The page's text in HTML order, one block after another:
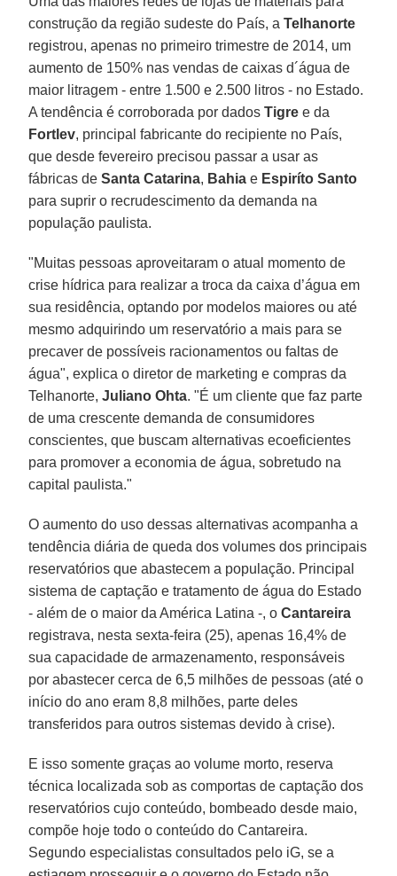
construção da região sudeste do País, aTelhanorte
registrou, apenas no primeiro trimestre de 2014, um
aumento de 150% nas vendas de caixas d´água de
maior litragem - entre 1.500 e 2.500 litros - no Estado.
A tendência é corroborada por dadosTigre e da
Fortlev, principal fabricante do recipiente no País,
que desde fevereiro precisou passar a usar as
fábricas deSanta Catarina, Bahia e Espiríto Santo
para suprir o recrudescimento da demanda na
população paulista.
"Muitas pessoas aproveitaram o atual momento de
crise hídrica para realizar a troca da caixa d’água em
sua residência, optando por modelos maiores ou até
mesmo adquirindo um reservatório a mais para se
precaver de possíveis racionamentos ou faltas de
água", explica o diretor de marketing e compras da
Telhanorte,Juliano Ohta. "É um cliente que faz parte
de uma crescente demanda de consumidores
conscientes, que buscam alternativas ecoeficientes
para promover a economia de água, sobretudo na
capital paulista."
O aumento do uso dessas alternativas acompanha a
tendência diária de queda dos volumes dos principais
reservatórios que abastecem a população. Principal
sistema de captação e tratamento de água do Estado
- além de o maior da América Latina -, oCantareira
registrava, nesta sexta-feira (25), apenas 16,4% de
sua capacidade de armazenamento, responsáveis
por abastecer cerca de 6,5 milhões de pessoas (até o
início do ano eram 8,8 milhões, parte deles
transferidos para outros sistemas devido à crise).
E isso somente graças ao volume morto, reserva
técnica localizada sob as comportas de captação dos
reservatórios cujo conteúdo, bombeado desde maio,
compõe hoje todo o conteúdo do Cantareira.
Segundo especialistas consultados pelo iG, se a